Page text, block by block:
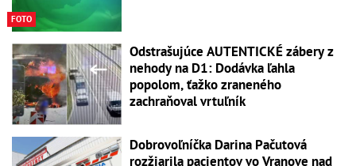
FOTO
Odstrašujúce AUTENTICKÉ zábery z
nehody na D1: Dodávka ľahla
popolom, ťažko zraneného
zachraňoval vrtuľník
Dobrovoľníčka Darina Pačutová
rozžiarila pacientov vo Vranove nad